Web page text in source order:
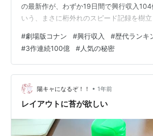
の最新作が、わずか19日間で興行収入104
いう、まさに桁外れのスピード記録を樹立
突破です。 さらに、特筆すべきはこれが
発的なヒットではないということ。劇場版
れで3作品連続での興収100億円超えとい
しても前例のない偉業を達成したのです
どまでの記録を更新し続けることができる
20年以上の歴史を持つシリ…
#劇場版コナン #興行収入 #歴代ランキ
#3作連続100億 #人気の秘密
陽キャになるぞ！！ • 1年前
レイアウトに苔が欲しい